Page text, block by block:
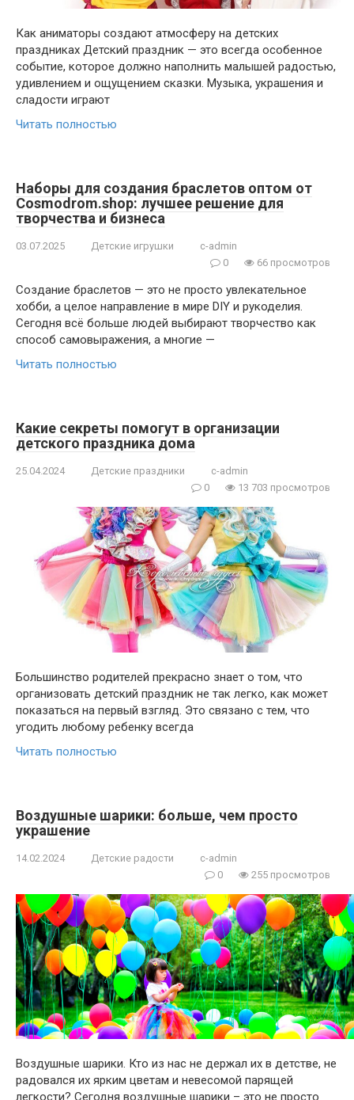
Как аниматоры создают атмосферу на детских
праздниках Детский праздник — это всегда особенное
событие, которое должно наполнить малышей радостью,
удивлением и ощущением сказки. Музыка, украшения и
сладости играют
Читать полностью
Наборы для создания браслетов оптом от
Cosmodrom.shop: лучшее решение для
творчества и бизнеса
03.07.2025 Детские игрушки
c-admin
0
66 просмотров
Создание браслетов — это не просто увлекательное
хобби, а целое направление в мире DIY и рукоделия.
Сегодня всё больше людей выбирают творчество как
способ самовыражения, а многие —
Читать полностью
Какие секреты помогут в организации
детского праздника дома
25.04.2024 Детские праздники
c-admin
0
13 703 просмотров
Большинство родителей прекрасно знает о том, что
организовать детский праздник не так легко, как может
показаться на первый взгляд. Это связано с тем, что
угодить любому ребенку всегда
Читать полностью
Воздушные шарики: больше, чем просто
украшение
14.02.2024 Детские радости
c-admin
0
255 просмотров
Воздушные шарики. Кто из нас не держал их в детстве, не
радовался их ярким цветам и невесомой парящей
легкости? Сегодня воздушные шарики – это не просто